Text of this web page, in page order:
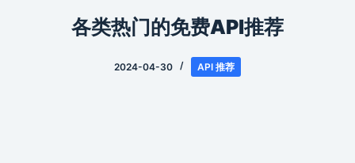
各类热门的免费API推荐
2024-04-30 API 推荐